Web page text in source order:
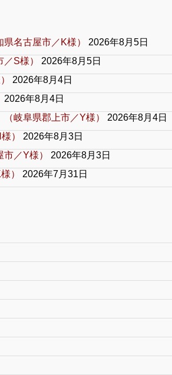
名古屋市／K様）
2026年8月5日
S様）
2026年8月5日
2026年8月4日
2026年8月4日
岐阜県郡上市／Y様）
2026年8月4日
）
2026年8月3日
／Y様）
2026年8月3日
）
2026年7月31日